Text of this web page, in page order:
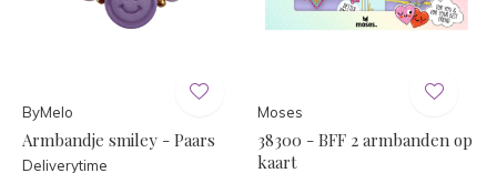
ByMelo
Armbandje smiley - Paars
Deliverytime
Moses
38300 - BFF 2 armbanden op
kaart